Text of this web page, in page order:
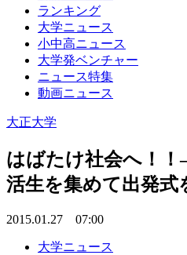
ランキング
大学ニュース
小中高ニュース
大学発ベンチャー
ニュース特集
動画ニュース
大正大学
はばたけ社会へ！
活生を集めて出発式
2015.01.27 07:00
大学ニュース